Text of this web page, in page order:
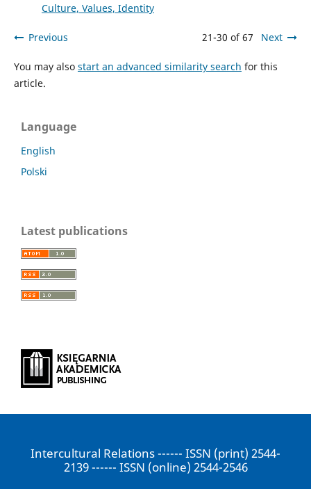
Culture, Values, Identity
Previous 21-30 of 67 Next
You may also start an advanced similarity search for this
article.
Language
English
Polski
Latest publications
Intercultural Relations ------ ISSN (print) 2544-
2139 ------ ISSN (online) 2544-2546